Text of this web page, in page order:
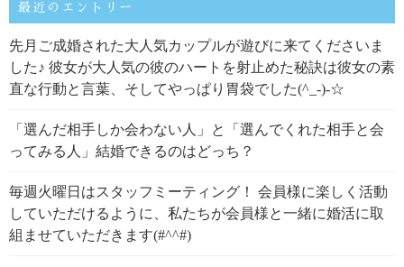
最近のエントリー
先月ご成婚された大人気カップルが遊びに来てくださいま
した♪ 彼女が大人気の彼のハートを射止めた秘訣は彼女の素
直な行動と言葉、そしてやっぱり胃袋でした(^_-)-☆
「選んだ相手しか会わない人」と「選んでくれた相手と会
ってみる人」結婚できるのはどっち？
毎週火曜日はスタッフミーティング！ 会員様に楽しく活動
していただけるように、私たちが会員様と一緒に婚活に取
組ませていただきます(#^^#)